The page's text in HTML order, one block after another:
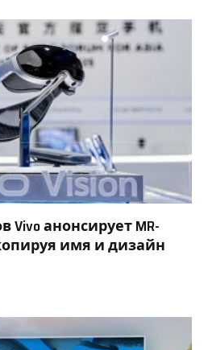
Vivo анонсирует MR-
копируя имя и дизайн